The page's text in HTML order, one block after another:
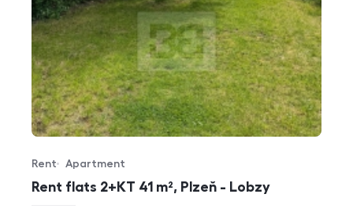
Rent flats 2+KT 41 m², Plzeň - Lobzy
Offer type
Rent
Property type
Apartment